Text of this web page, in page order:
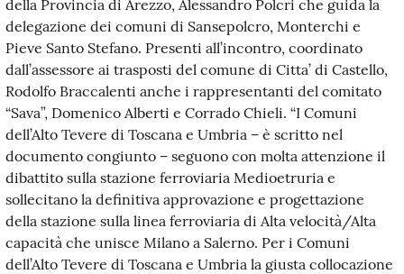
della Provincia di Arezzo, Alessandro Polcri che guida la
delegazione dei comuni di Sansepolcro, Monterchi e
Pieve Santo Stefano. Presenti all’incontro, coordinato
dall’assessore ai trasposti del comune di Citta’ di Castello,
Rodolfo Braccalenti anche i rappresentanti del comitato
“Sava”, Domenico Alberti e Corrado Chieli. “I Comuni
dell’Alto Tevere di Toscana e Umbria – è scritto nel
documento congiunto – seguono con molta attenzione il
dibattito sulla stazione ferroviaria Medioetruria e
sollecitano la definitiva approvazione e progettazione
della stazione sulla linea ferroviaria di Alta velocità/Alta
capacità che unisce Milano a Salerno. Per i Comuni
dell’Alto Tevere di Toscana e Umbria la giusta collocazione